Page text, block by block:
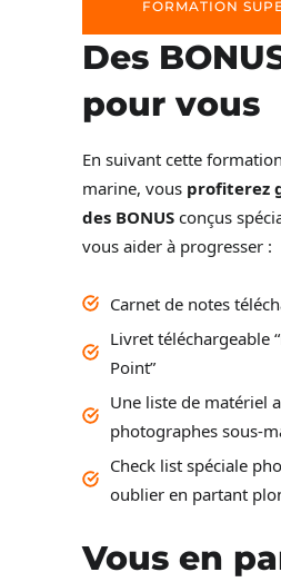
FORMATION
Des
pour vous
En suivant cette
marine, vous profiterez
des BONUS conçus
vous aider à progresser :
Carnet de notes
Livret téléchargeable
Point”
Une liste de matériel
photographes sous-
Check list spéciale
oublier en partant
Vous en